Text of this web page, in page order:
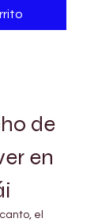
de
en
el